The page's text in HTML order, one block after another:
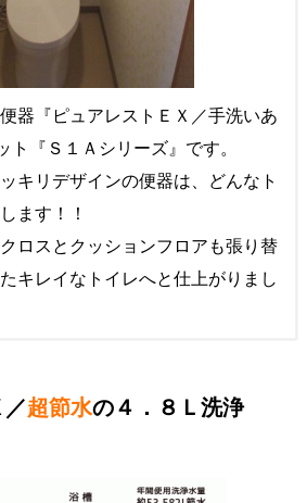
器『ピュアレストＥＸ／手洗いあ
ト『Ｓ１Ａシリーズ』です。
キリデザインの便器は、どんなト
ます！！
ロスとクッションフロアも張り替
キレイなトイレへと仕上がりまし
超節水の４．８Ｌ洗浄